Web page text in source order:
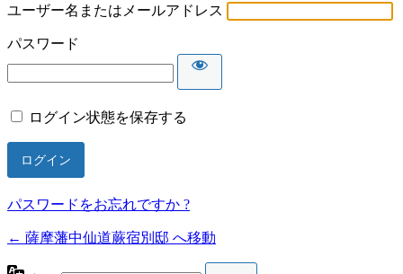
ユーザー名またはメールアドレス
パスワード
ログイン状態を保存する
パスワードをお忘れですか ?
← 薩摩藩中仙道蕨宿別邸 へ移動